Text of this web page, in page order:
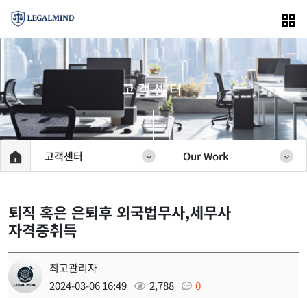
고객센터
고객센터 Our Work
퇴직 혹은 은퇴후 외국법무사,세무사
자격증취득
최고관리자
2024-03-06 16:49
2,788 0